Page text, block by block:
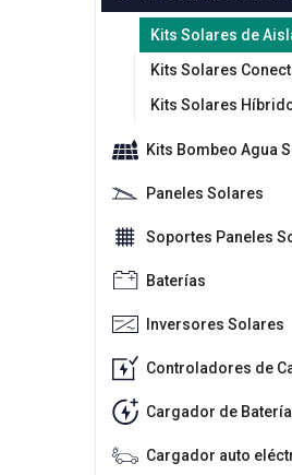
Kits Solares de
Kits Solares
Kits Solares
Kits Bombeo Agua
Paneles Solares
Soportes Paneles
Baterías
Inversores Solares
Controladores de
Cargador de
Cargador auto